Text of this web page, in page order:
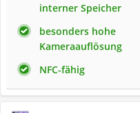
interner Speicher
besonders hohe
Kameraauflösung
NFC-fähig